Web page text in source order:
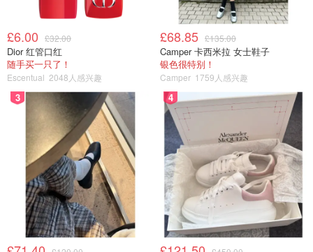
这里也不是想象中的一整排海鲜酒家，
£6.00 £32.00
Dior 红管口红
随手买一只了！
Escentual 2048人感兴趣
£68.85 £135.00
Camper 卡西米拉 女士鞋子
银色很特别！
Camper 1759人感兴趣
3 4